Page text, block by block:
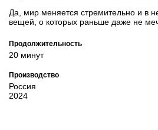
Да, мир меняется стремительно и в
вещей, о которых раньше даже не
Продолжительность
20 минут
Производство
Россия
2024